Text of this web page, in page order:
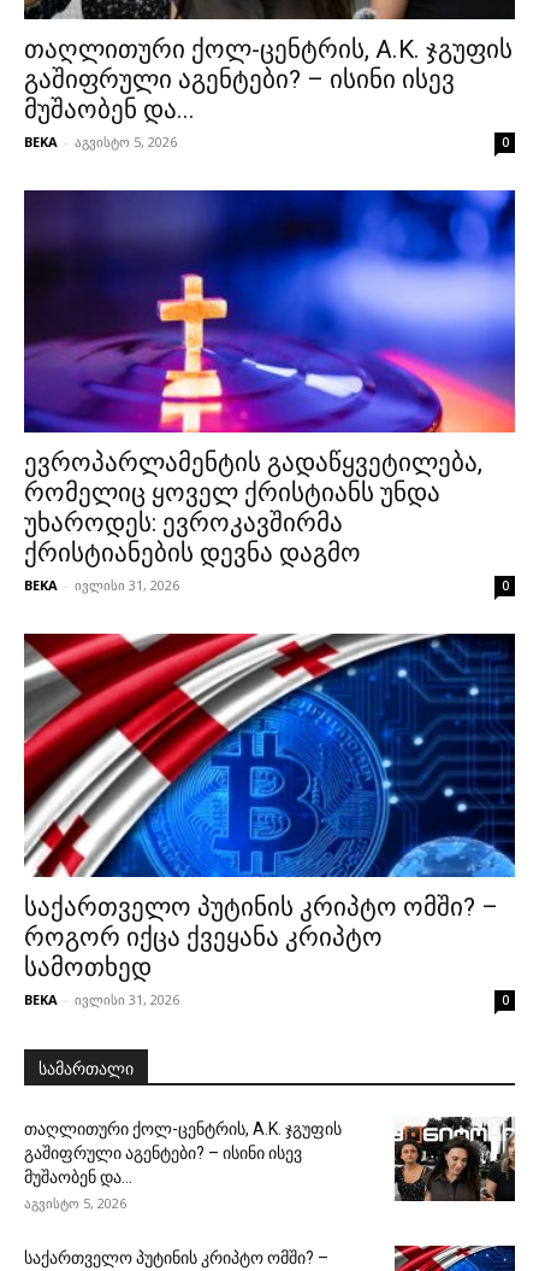
თაღლითური ქოლ-ცენტრის, A.K. ჯგუფის
გაშიფრული აგენტები? – ისინი ისევ
მუშაობენ და...
BEKA - აგვისტო 5, 2026 0
ევროპარლამენტის გადაწყვეტილება,
რომელიც ყოველ ქრისტიანს უნდა
უხაროდეს: ევროკავშირმა
ქრისტიანების დევნა დაგმო
BEKA - ივლისი 31, 2026 0
საქართველო პუტინის კრიპტო ომში? –
როგორ იქცა ქვეყანა კრიპტო
სამოთხედ
BEKA - ივლისი 31, 2026 0
სამართალი
თაღლითური ქოლ-ცენტრის, A.K. ჯგუფის
გაშიფრული აგენტები? – ისინი ისევ
მუშაობენ და...
აგვისტო 5, 2026
საქართველო პუტინის კრიპტო ომში? –